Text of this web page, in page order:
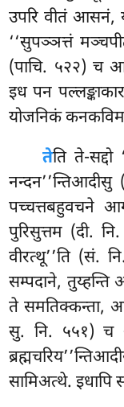
उपरि वीतं आसनं, यं
‘‘सुपञ्ञत्तं
(पाचि. ५२२) च
इध पन
योजनिकं
तेति ते-
पच्चत्तबहुवचने
पुरिसुत्तम (दी.
वीरत्थू’’ति (सं.
सम्पदाने, तुय्हन्ति
ते समतिक्कन्ता,
सु. नि. ५५१) च
सामिअत्थे. इधापि